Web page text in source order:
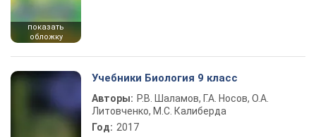
показать
обложку
Учебники Биология 9 класс
Авторы: Р.В. Шаламов, Г.А. Носов, О.А.
Литовченко, М.С. Калиберда
Год: 2017